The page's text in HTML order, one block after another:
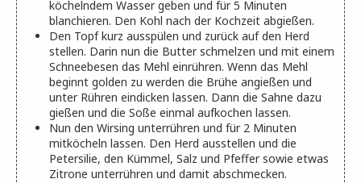
köchelndem Wasser geben und für 5 Minuten
blanchieren. Den Kohl nach der Kochzeit abgießen.
Den Topf kurz ausspülen und zurück auf den Herd
stellen. Darin nun die Butter schmelzen und mit einem
Schneebesen das Mehl einrühren. Wenn das Mehl
beginnt golden zu werden die Brühe angießen und
unter Rühren eindicken lassen. Dann die Sahne dazu
gießen und die Soße einmal aufkochen lassen.
Nun den Wirsing unterrühren und für 2 Minuten
mitköcheln lassen. Den Herd ausstellen und die
Petersilie, den Kümmel, Salz und Pfeffer sowie etwas
Zitrone unterrühren und damit abschmecken.